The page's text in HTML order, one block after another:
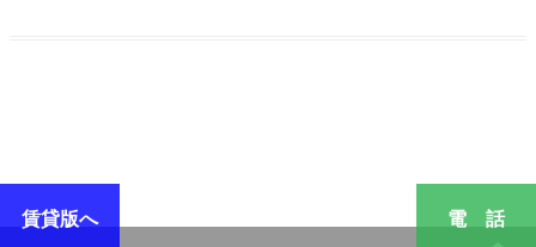
賃貸版へ 電 話